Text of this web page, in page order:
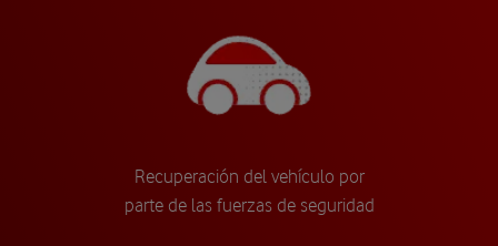
Recuperación del vehículo por
parte de las fuerzas de seguridad